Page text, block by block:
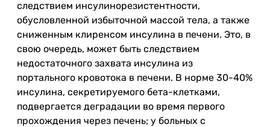
следствием инсулинорезистентности,
обусловленной избыточной массой тела, а также
сниженным клиренсом инсулина в печени. Это, в
свою очередь, может быть следствием
недостаточного захвата инсулина из
портального кровотока в печени. В норме 30-40%
инсулина, секретируемого бета-клетками,
подвергается деградации во время первого
прохождения через печень; у больных с